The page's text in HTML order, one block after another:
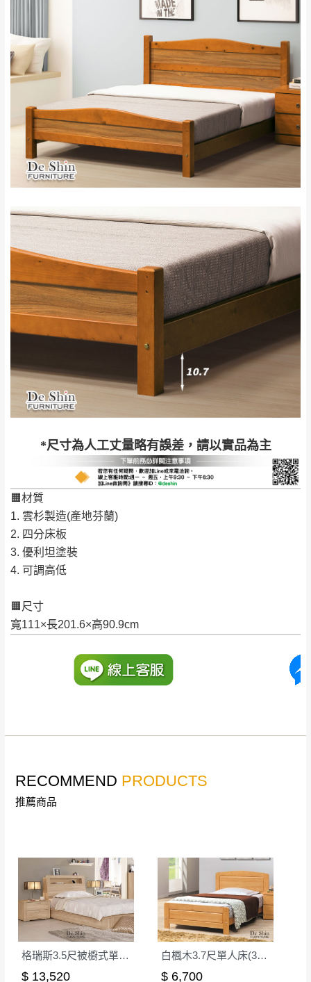
*尺寸為人工丈量略有誤差，請以實品為主
🟧材質
1. 雲杉製造(產地芬蘭)
2. 四分床板
3. 優利坦塗裝
4. 可調高低
🟧尺寸
寬111×長201.6×高90.9cm
＊A108產品另收運費
來、平溪、九份、
石門、林口 下福
里、新店山區、三
峽山區、石碇、坪
林、福隆、淡水山
區、北投湖山路、
深坑山區
基隆
$ 9,000以上：免
NT$500元
＊A108產品另收運費
苗栗
$ 9,000以上：免
$ 9,000以下：
NT$500元
＊A108產品另收運費
卓蘭鎮、三灣、通
霄山區、西湖、泰
安鄉、大湖鄉、頭
屋、獅潭鄉
配送天數：5~14天
到貨時間：指定送貨日當天以電話聯絡確認
台北市、新北市地區固定每周(三)、(日)兩天收送貨
暫無配送地區：彰化、南投、雲林、嘉義、台南、高
雄、屏東、宜蘭、 花蓮、台東、金門、馬祖、澎湖地區
（可於LINE線上詢問 →
加收說明
山區內等，或收貨地點搬運過於困難等因素，導致無
法順利配送，本公司除了盡最大努力完成配送外，視
支付。
因大型傢俱有組裝、配送的問題，並非一般快速到貨
商品，無法指定特定時間送達，司機當天到貨前皆會
再與您通知，讓您不用整天在家等貨，以免浪費你的
寶貴時間。
如遇自然災害、政府宣布之災害警報等不可抗力情
事，而危及運送人員輸送之安全，本司得視狀況延後
配送範圍：
苗栗至基隆；其它地區暫不開放，如因特殊
地型限制(山區、鄉、鎮、村)、樓梯太小、無
法搬運上樓等因素，導致無法配送，本公司
保有出貨的權利。
保護物流人員的工作安全，賣家無提供吊掛
服務，若需以吊車或其他的吊掛方式吊運，
費用將由買方自行支付。
因大型傢俱有組裝、配送的問題，並非一般
機當天到貨前皆會再與您通知，讓你不用整
天在家等貨，以節省您的寶貴時間。
由於百貨公司配送較為不易，故暫無法配送
至百貨公司內部。
發票寄送：
若您選擇三聯式或索取兩聯式發票，發票將於商品
完成出貨15個工作天另行寄出，另外約加上2~7個
工作天內送達，如遇國定假日將順延寄送。
退換貨說明：
公司客服人員，我們將為您更換新品，運費
皆由本站負責，所有退回及換貨之商品必須
是全新狀態且完整包裝，床墊、床包、枕頭
包裝、廠商紙及所有附隨文件或資料之完整
性)，若未依照上述方式處理，恕無法接受退
貨。
由於透過電腦螢幕選購商品，可能會因個人
退換貨，需自付來回運費及人資成本
訂購前請確認商品尺寸，大型物件因為人工
丈量，難免會有些許誤差值(約正負0.5CM)
若發生非本司因素致使之汙損破壞，恕無法
本公司部份商品無維修服務，超過7日鑑賞
期，商品使用年限，因客人使用習慣、居家
環境不同。若屬人為因素導致商品損壞、零
件短缺，則維修、搬運費用，需由消費者自
行吸收(另事先與消費者報價，消費者同意將
會進行維修)。
到貨7日內為鑑賞期(注意:鑑賞期非試用期)，
RECOMMEND PRODUCTS
推薦商品
格瑞斯3.5尺被櫥式單人床(6+7)
$ 13,520
白楓木3.7尺單人床(315)│床架
$ 6,700